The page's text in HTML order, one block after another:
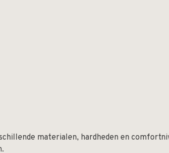
materialen, hardheden en